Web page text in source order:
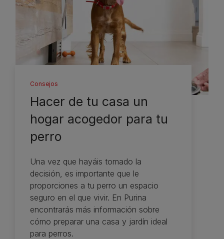
Consejos
Hacer de tu casa un
hogar acogedor para tu
perro
Una vez que hayáis tomado la
decisión, es importante que le
proporciones a tu perro un espacio
seguro en el que vivir. En Purina
encontrarás más información sobre
cómo preparar una casa y jardín ideal
para perros.